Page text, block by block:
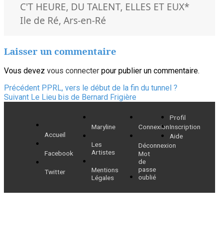
le
C'T HEURE, DU TALENT, ELLES ET EUXMots-
*
Ile de Ré,Ars-en-Ré
Laisser un commentaire
Vous devez vous connecter pour publier un commentaire.
Navigation
de
l’article
Précédent Article
précédent :
PPRL, vers le début de la fin du tunnel ?
Suivant Article
Le Lieu bis de Bernard Frigière
Accueil
Facebook
Twitter
Maryline
Les
Artistes
Mentions
Légales
Connexion
Déconnexion
Mot
de
passe
oublié
Profil
Inscription
Aide